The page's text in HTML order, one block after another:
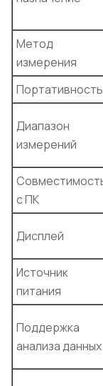
Метод
измерения
Портативность
Диапазон
измерений
с ПК
Дисплей
Источник
питания
Поддержка
анализа данных